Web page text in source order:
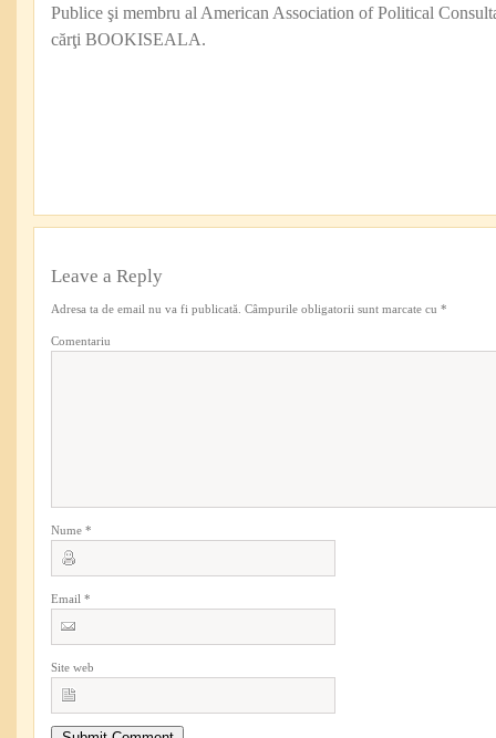
Publice şi membru al American Association of Political
cărţi BOOKISEALA.
Leave a Reply
Adresa ta de email nu va fi publicată. Câmpurile obligatorii sunt marcate cu *
Comentariu
Nume *
Email *
Site web